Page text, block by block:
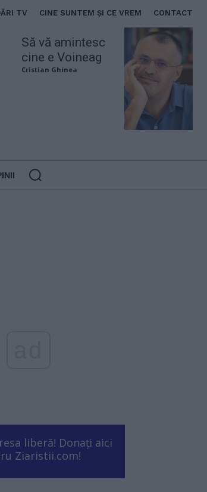
TV CINE SUNTEM ȘI CE VREM CONTACT
Să vă amintesc
cine e Voineag
Cristian Ghinea
liberă! Donați aici
Ziaristii.com!